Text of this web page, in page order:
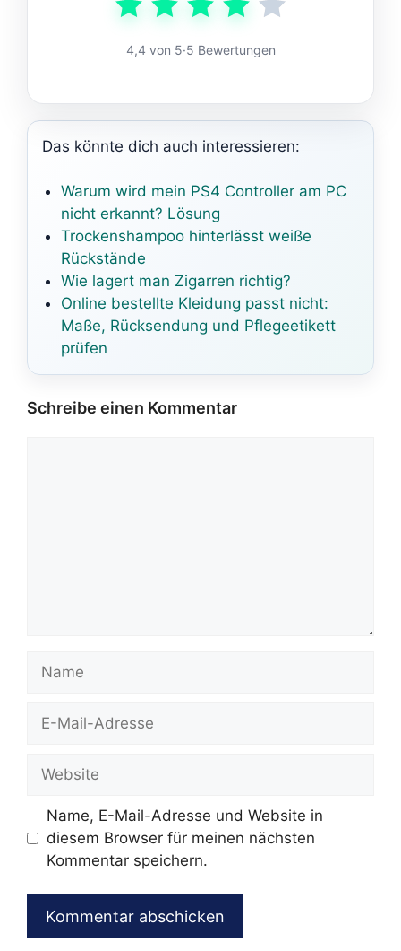
4,4 von 5·5 Bewertungen
Das könnte dich auch interessieren:
Warum wird mein PS4 Controller am PC
nicht erkannt? Lösung
Trockenshampoo hinterlässt weiße
Rückstände
Wie lagert man Zigarren richtig?
Online bestellte Kleidung passt nicht:
Maße, Rücksendung und Pflegeetikett
prüfen
Schreibe einen Kommentar
Mail-
Name, E-Mail-Adresse und Website in
diesem Browser für meinen nächsten
Kommentar speichern.